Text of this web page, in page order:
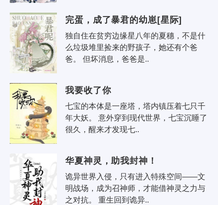
完蛋，成了暴君的幼崽[星际]
独自住在贫穷边缘星八年的夏穗，不是什
么垃圾堆里捡来的野孩子，她还有个爸
爸。 但坏消息，爸爸是..
我要收了你
七宝的本体是一座塔，塔内镇压着七只千
年大妖。 意外穿到现代世界，七宝沉睡了
很久，醒来才发现七..
华夏神灵，助我封神！
诡异世界入侵，只有进入特殊空间——文
明战场，成为召神师，才能借神灵之力与
之对抗。 重生回到诡异..